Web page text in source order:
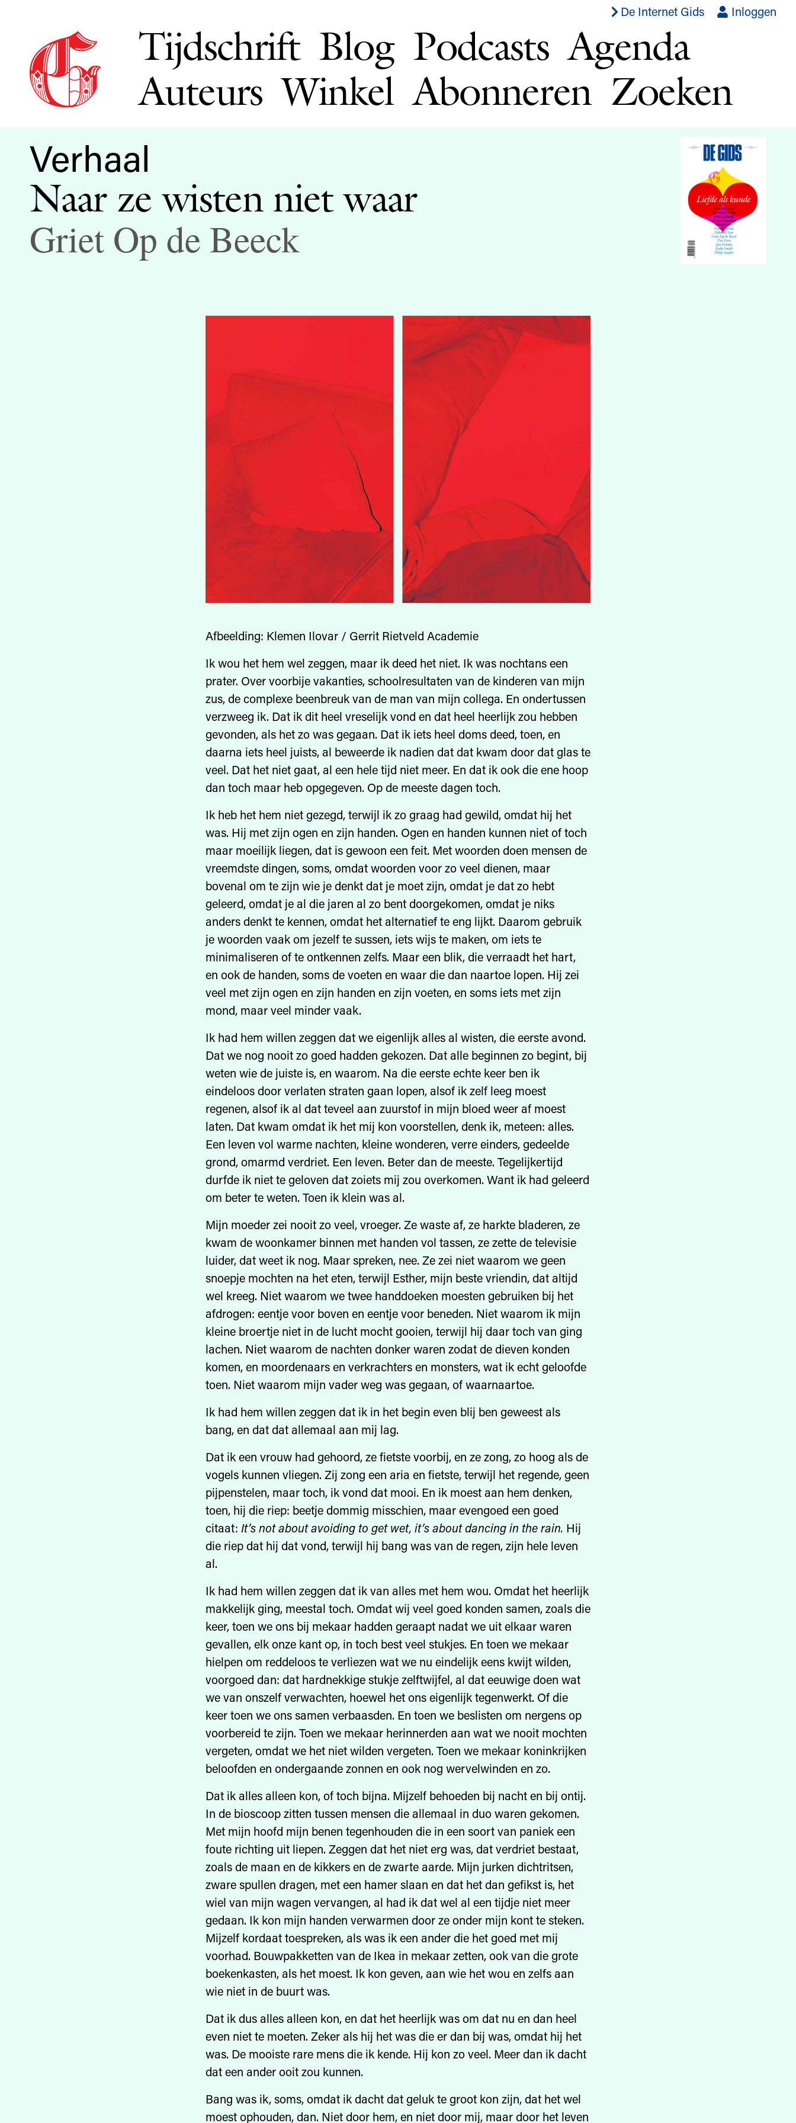
De Internet Gids Inloggen
Tijdschrift Blog Podcasts Agenda
Auteurs Winkel Abonneren Zoeken
Verhaal
Naar ze wisten niet waar
Griet Op de Beeck
Afbeelding: Klemen Ilovar / Gerrit Rietveld Academie
Ik wou het hem wel zeggen, maar ik deed het niet. Ik was nochtans een
prater. Over voorbije vakanties, schoolresultaten van de kinderen van mijn
zus, de complexe beenbreuk van de man van mijn collega. En ondertussen
verzweeg ik. Dat ik dit heel vreselijk vond en dat heel heerlijk zou hebben
gevonden, als het zo was gegaan. Dat ik iets heel doms deed, toen, en
daarna iets heel juists, al beweerde ik nadien dat dat kwam door dat glas te
veel. Dat het niet gaat, al een hele tijd niet meer. En dat ik ook die ene hoop
dan toch maar heb opgegeven. Op de meeste dagen toch.
Ik heb het hem niet gezegd, terwijl ik zo graag had gewild, omdat hij het
was. Hij met zijn ogen en zijn handen. Ogen en handen kunnen niet of toch
maar moeilijk liegen, dat is gewoon een feit. Met woorden doen mensen de
vreemdste dingen, soms, omdat woorden voor zo veel dienen, maar
bovenal om te zijn wie je denkt dat je moet zijn, omdat je dat zo hebt
geleerd, omdat je al die jaren al zo bent doorgekomen, omdat je niks
anders denkt te kennen, omdat het alternatief te eng lijkt. Daarom gebruik
je woorden vaak om jezelf te sussen, iets wijs te maken, om iets te
minimaliseren of te ontkennen zelfs. Maar een blik, die verraadt het hart,
en ook de handen, soms de voeten en waar die dan naartoe lopen. Hij zei
veel met zijn ogen en zijn handen en zijn voeten, en soms iets met zijn
mond, maar veel minder vaak.
Ik had hem willen zeggen dat we eigenlijk alles al wisten, die eerste avond.
Dat we nog nooit zo goed hadden gekozen. Dat alle beginnen zo begint, bij
weten wie de juiste is, en waarom. Na die eerste echte keer ben ik
eindeloos door verlaten straten gaan lopen, alsof ik zelf leeg moest
regenen, alsof ik al dat teveel aan zuurstof in mijn bloed weer af moest
laten. Dat kwam omdat ik het mij kon voorstellen, denk ik, meteen: alles.
Een leven vol warme nachten, kleine wonderen, verre einders, gedeelde
grond, omarmd verdriet. Een leven. Beter dan de meeste. Tegelijkertijd
durfde ik niet te geloven dat zoiets mij zou overkomen. Want ik had geleerd
om beter te weten. Toen ik klein was al.
Mijn moeder zei nooit zo veel, vroeger. Ze waste af, ze harkte bladeren, ze
kwam de woonkamer binnen met handen vol tassen, ze zette de televisie
luider, dat weet ik nog. Maar spreken, nee. Ze zei niet waarom we geen
snoepje mochten na het eten, terwijl Esther, mijn beste vriendin, dat altijd
wel kreeg. Niet waarom we twee handdoeken moesten gebruiken bij het
afdrogen: eentje voor boven en eentje voor beneden. Niet waarom ik mijn
kleine broertje niet in de lucht mocht gooien, terwijl hij daar toch van ging
lachen. Niet waarom de nachten donker waren zodat de dieven konden
komen, en moordenaars en verkrachters en monsters, wat ik echt geloofde
toen. Niet waarom mijn vader weg was gegaan, of waarnaartoe.
Ik had hem willen zeggen dat ik in het begin even blij ben geweest als
bang, en dat dat allemaal aan mij lag.
Dat ik een vrouw had gehoord, ze fietste voorbij, en ze zong, zo hoog als de
vogels kunnen vliegen. Zij zong een aria en fietste, terwijl het regende, geen
pijpenstelen, maar toch, ik vond dat mooi. En ik moest aan hem denken,
toen, hij die riep: beetje dommig misschien, maar evengoed een goed
citaat: It’s not about avoiding to get wet, it’s about dancing in the rain. Hij
die riep dat hij dat vond, terwijl hij bang was van de regen, zijn hele leven
al.
Ik had hem willen zeggen dat ik van alles met hem wou. Omdat het heerlijk
makkelijk ging, meestal toch. Omdat wij veel goed konden samen, zoals die
keer, toen we ons bij mekaar hadden geraapt nadat we uit elkaar waren
gevallen, elk onze kant op, in toch best veel stukjes. En toen we mekaar
hielpen om reddeloos te verliezen wat we nu eindelijk eens kwijt wilden,
voorgoed dan: dat hardnekkige stukje zelftwijfel, al dat eeuwige doen wat
we van onszelf verwachten, hoewel het ons eigenlijk tegenwerkt. Of die
keer toen we ons samen verbaasden. En toen we beslisten om nergens op
voorbereid te zijn. Toen we mekaar herinnerden aan wat we nooit mochten
vergeten, omdat we het niet wilden vergeten. Toen we mekaar koninkrijken
beloofden en ondergaande zonnen en ook nog wervelwinden en zo.
Dat ik alles alleen kon, of toch bijna. Mijzelf behoeden bij nacht en bij ontij.
In de bioscoop zitten tussen mensen die allemaal in duo waren gekomen.
Met mijn hoofd mijn benen tegenhouden die in een soort van paniek een
foute richting uit liepen. Zeggen dat het niet erg was, dat verdriet bestaat,
zoals de maan en de kikkers en de zwarte aarde. Mijn jurken dichtritsen,
zware spullen dragen, met een hamer slaan en dat het dan gefikst is, het
wiel van mijn wagen vervangen, al had ik dat wel al een tijdje niet meer
gedaan. Ik kon mijn handen verwarmen door ze onder mijn kont te steken.
Mijzelf kordaat toespreken, als was ik een ander die het goed met mij
voorhad. Bouwpakketten van de Ikea in mekaar zetten, ook van die grote
boekenkasten, als het moest. Ik kon geven, aan wie het wou en zelfs aan
wie niet in de buurt was.
Dat ik dus alles alleen kon, en dat het heerlijk was om dat nu en dan heel
even niet te moeten. Zeker als hij het was die er dan bij was, omdat hij het
was. De mooiste rare mens die ik kende. Hij kon zo veel. Meer dan ik dacht
dat een ander ooit zou kunnen.
Bang was ik, soms, omdat ik dacht dat geluk te groot kon zijn, dat het wel
moest ophouden, dan. Niet door hem, en niet door mij, maar door het leven